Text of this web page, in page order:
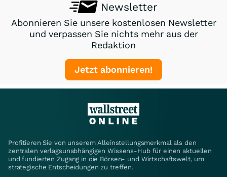
Newsletter
Abonnieren Sie unsere kostenlosen Newsletter
und verpassen Sie nichts mehr aus der
Redaktion
Jetzt abonnieren!
Profitieren Sie von unserem Alleinstellungsmerkmal als den
zentralen verlagsunabhängigen Wissens-Hub für einen aktuellen
und fundierten Zugang in die Börsen- und Wirtschaftswelt, um
strategische Entscheidungen zu treffen.